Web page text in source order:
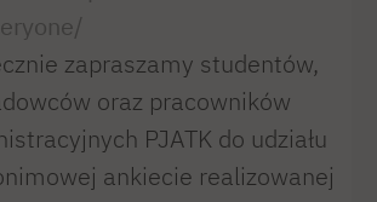
zapraszamy studentów,
oraz pracowników
PJATK do udziału
ankiecie realizowanej